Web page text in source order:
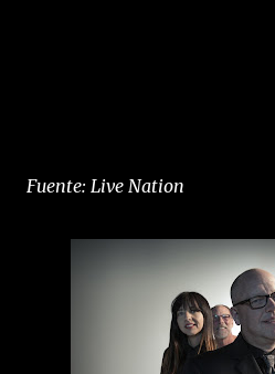
Fuente: Live Nation